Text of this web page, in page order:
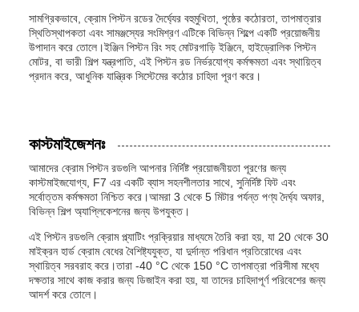
সামগ্রিকভাবে, ক্রোম পিস্টন রডের দৈর্ঘ্যের বহুমুখিতা, পৃষ্ঠের কঠোরতা, তাপমাত্রার
স্থিতিস্থাপকতা এবং সামঞ্জস্যের সংমিশ্রণ এটিকে বিভিন্ন শিল্পে একটি প্রয়োজনীয়
উপাদান করে তোলে।ইঞ্জিন পিস্টন রিং সহ মোটরগাড়ি ইঞ্জিনে, হাইড্রোলিক পিস্টন
মোটর, বা ভারী শিল্প যন্ত্রপাতি, এই পিস্টন রড নির্ভরযোগ্য কর্মক্ষমতা এবং স্থায়িত্ব
প্রদান করে, আধুনিক যান্ত্রিক সিস্টেমের কঠোর চাহিদা পূরণ করে।
কাস্টমাইজেশনঃ
আমাদের ক্রোম পিস্টন রডগুলি আপনার নির্দিষ্ট প্রয়োজনীয়তা পূরণের জন্য
কাস্টমাইজযোগ্য, F7 এর একটি ব্যাস সহনশীলতার সাথে, সুনির্দিষ্ট ফিট এবং
সর্বোত্তম কর্মক্ষমতা নিশ্চিত করে।আমরা 3 থেকে 5 মিটার পর্যন্ত পণ্য দৈর্ঘ্য অফার,
বিভিন্ন শিল্প অ্যাপ্লিকেশনের জন্য উপযুক্ত।
এই পিস্টন রডগুলি ক্রোম প্ল্যাটিং প্রক্রিয়ার মাধ্যমে তৈরি করা হয়, যা 20 থেকে 30
মাইক্রন হার্ড ক্রোম বেধের বৈশিষ্ট্যযুক্ত, যা দুর্দান্ত পরিধান প্রতিরোধের এবং
স্থায়িত্ব সরবরাহ করে।তারা -40 °C থেকে 150 °C তাপমাত্রা পরিসীমা মধ্যে
দক্ষতার সাথে কাজ করার জন্য ডিজাইন করা হয়, যা তাদের চাহিদাপূর্ণ পরিবেশের জন্য
আদর্শ করে তোলে।